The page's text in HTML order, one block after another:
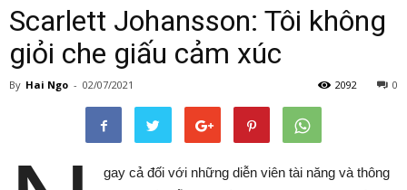
Scarlett Johansson: Tôi không
giỏi che giấu cảm xúc
By Hai Ngo - 02/07/2021 0
2092
gay cả đối với những diễn viên tài năng và thông